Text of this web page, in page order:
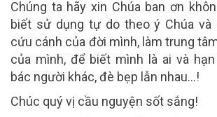
Chúng ta hãy xin Chúa ban ơn
biết sử dụng tự do theo ý Chúa và
cứu cánh của đời mình, làm trung
của mình, để biết mình là ai và
bác người khác, đè bẹp lẫn nhau…!
Chúc quý vị cầu nguyện sốt sắng!